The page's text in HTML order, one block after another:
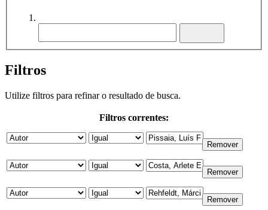
Filtros
Utilize filtros para refinar o resultado de busca.
Filtros correntes: